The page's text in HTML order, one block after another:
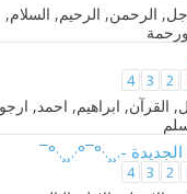
2
3
4
-.¸¸.·°¯°·.¸¸.·°¯
2
3
4